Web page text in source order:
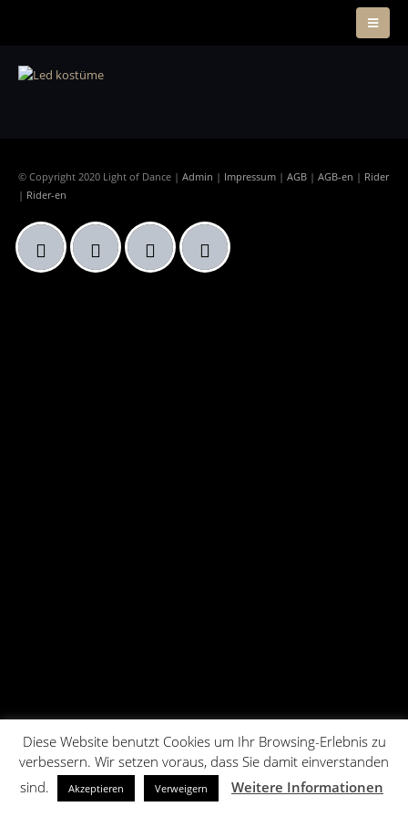
© Copyright 2020 Light of Dance | Admin | Impressum | AGB | AGB-en | Rider
| Rider-en
Diese Website benutzt Cookies um Ihr Browsing-Erlebnis zu
verbessern. Wir setzen voraus, dass Sie damit einverstanden
sind.
Akzeptieren Verweigern Weitere Informationen